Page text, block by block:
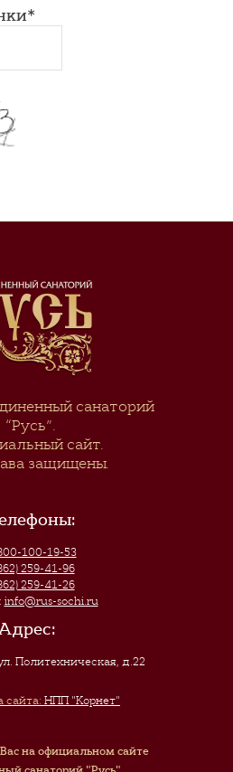
санаторий
“Русь”.
сайт.
защищены.
100-19-53
259-41-96
259-41-26
info@rus-sochi.ru
Политехническая, д.22
сайта: НПП "Корнет"
на официальном сайте